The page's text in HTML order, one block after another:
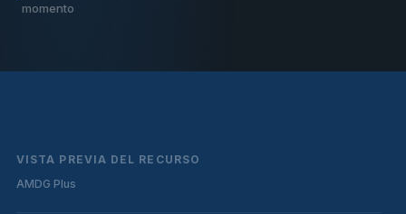
momento
VISTA PREVIA DEL RECURSO
AMDG Plus